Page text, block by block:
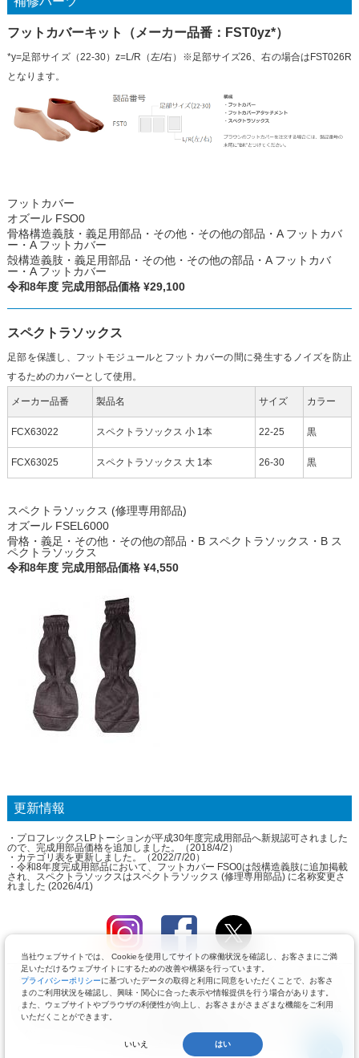
フットカバーキット（メーカー品番：FST0yz*）
*y=足部サイズ（22-30）z=L/R（左/右）※足部サイズ26、右の場合はFST026R
となります。
フットカバー
オズール FSO0
骨格構造義肢・義足用部品・その他・その他の部品・A フットカバ
ー・A フットカバー
殻構造義肢・義足用部品・その他・その他の部品・A フットカバ
ー・A フットカバー
令和8年度 完成用部品価格 ¥29,100
スペクトラソックス
足部を保護し、フットモジュールとフットカバーの間に発生するノイズを防止
するためのカバーとして使用。
メーカー品番 製品名 サイズ カラー
FCX63022 スペクトラソックス 小 1本 22-25 黒
FCX63025 スペクトラソックス 大 1本 26-30 黒
スペクトラソックス (修理専用部品)
オズール FSEL6000
骨格・義足・その他・その他の部品・B スペクトラソックス・B ス
ペクトラソックス
令和8年度 完成用部品価格 ¥4,550
更新情報
・プロフレックスLPトーションが平成30年度完成用部品へ新規認可されました
ので、完成用部品価格を追加しました。（2018/4/2）
・カテゴリ表を更新しました。（2022/7/20）
・令和8年度完成用部品において、フットカバー FSO0は殻構造義肢に追加掲載
され、スペクトラソックスはスペクトラソックス (修理専用部品) に名称変更さ
れました (2026/4/1)
推奨ブラウザ：Google Chrome（最新版）、Mozilla Firefox（最新版）、Safari5.0以降、
Internet Explorer10以上
Copyright © by Pacific Supply Co.,Ltd. All Rights Reserved. コンテンツの無断使用・転載
パシフィックサプライ株式会社 〒574-0064 大阪府大東市御領1-12-1 TEL.072-875-
8013 FAX.072-875-8017
当社ウェブサイトでは、 Cookieを使用してサイトの稼働状況を確認し、お客さまにご満
足いただけるウェブサイトにするための改善や構築を行っています。
プライバシーポリシーに基づいたデータの取得と利用に同意をいただくことで、お客さ
まのご利用状況を確認し、興味・関心に合った表示や情報提供を行う場合があります。
また、ウェブサイトやブラウザの利便性が向上し、お客さまがさまざまな機能をご利用
いただくことができます。
いいえ はい